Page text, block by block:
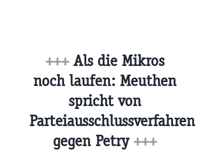
+++ Als die Mikros
noch laufen: Meuthen
spricht von
Parteiausschlussverfahren
gegen Petry +++